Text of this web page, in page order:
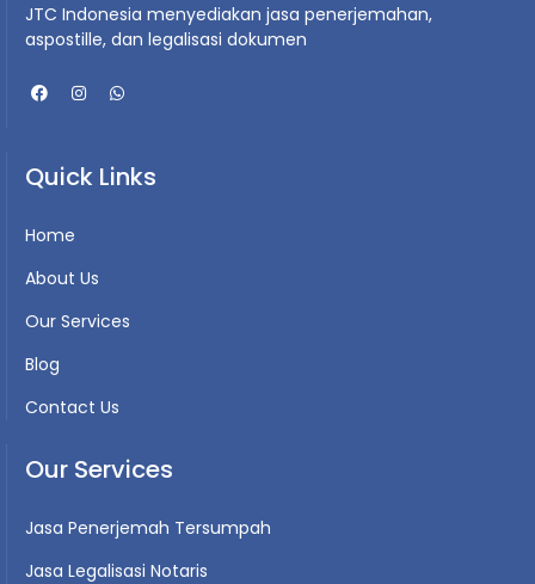
JTC Indonesia menyediakan jasa penerjemahan,
aspostille, dan legalisasi dokumen
Quick Links
Home
About Us
Our Services
Blog
Contact Us
Our Services
Jasa Penerjemah Tersumpah
Jasa Legalisasi Notaris